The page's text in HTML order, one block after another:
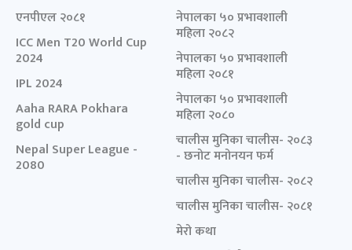
एनपीएल २०८१
ICC Men T20 World Cup
2024
IPL 2024
Aaha RARA Pokhara
gold cup
Nepal Super League -
2080
नेपालका ५० प्रभावशाली
महिला २०८२
नेपालका ५० प्रभावशाली
महिला २०८१
नेपालका ५० प्रभावशाली
महिला २०८०
चालीस मुनिका चालीस- २०८३
- छनोट मनोनयन फर्म
चालीस मुनिका चालीस- २०८२
चालीस मुनिका चालीस- २०८१
मेरो कथा